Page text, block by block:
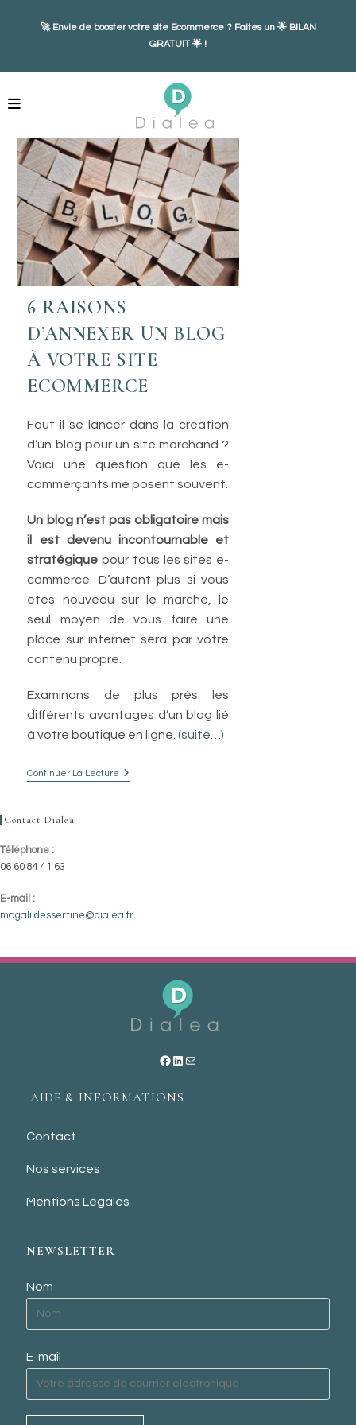
🚀 Envie de booster votre site Ecommerce ? Faites un 🌟 BILAN
GRATUIT 🌟 !
6 RAISONS
D’ANNEXER UN BLOG
À VOTRE SITE
ECOMMERCE
Faut-il se lancer dans la création
d’un blog pour un site marchand ?
Voici une question que les e-
commerçants me posent souvent.
Un blog n’est pas obligatoire mais
il est devenu incontournable et
stratégique pour tous les sites e-
commerce. D’autant plus si vous
êtes nouveau sur le marché, le
seul moyen de vous faire une
place sur internet sera par votre
contenu propre.
Examinons de plus près les
différents avantages d’un blog lié
à votre boutique en ligne.(suite…)
Continuer La Lecture 6
Contact Dialea
Téléphone :
06 60 84 41 63
E-mail :
magali.dessertine@dialea.frS’ouvre
application
Facebook
LinkedIn
Mail
AIDE & INFORMATIONS
Contact
Nos services
Mentions Légales
NEWSLETTER
Nom
E-mail